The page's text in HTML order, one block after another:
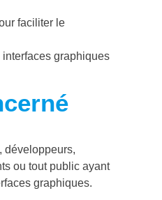
faciliter le
graphiques
développeurs,
ou tout public ayant
graphiques.